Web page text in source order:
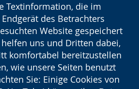
Textinformation, die im
des Betrachters
Website gespeichert
uns und Dritten dabei,
komfortabel bereitzustellen
wie unsere Seiten benutzt
Sie: Einige Cookies von